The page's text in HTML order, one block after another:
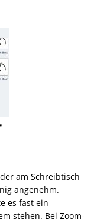
am Schreibtisch
angenehm.
es fast ein
stehen. Bei Zoom-